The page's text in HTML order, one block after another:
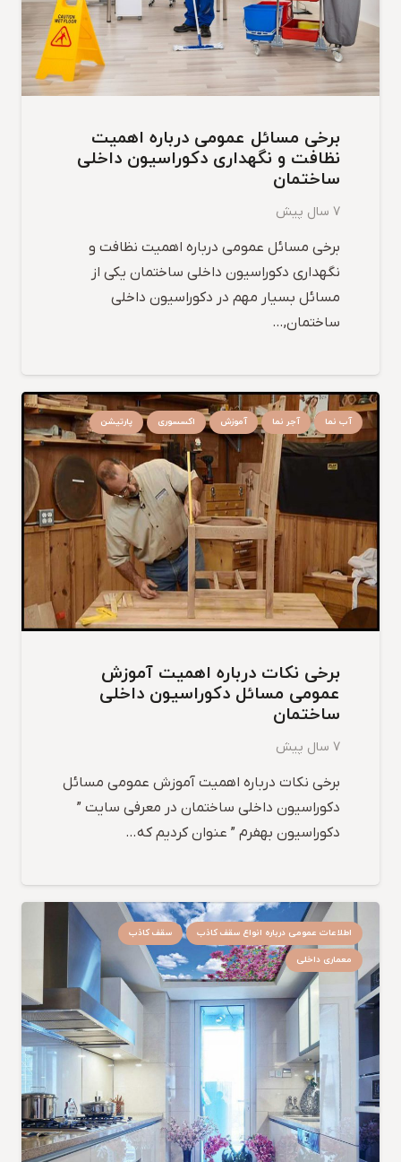
برخی مسائل عمومی درباره اهمیت
نظافت و نگهداری دکوراسیون داخلی
ساختمان
7 سال پیش
برخی مسائل عمومی درباره اهمیت نظافت و
نگهداری دکوراسیون داخلی ساختمان یکی از
مسائل بسیار مهم در دکوراسیون داخلی
ساختمان,…
آب نما آجر نما آموزش اکسسوری پارتیشن
برخی نکات درباره اهمیت آموزش
عمومی مسائل دکوراسیون داخلی
ساختمان
7 سال پیش
برخی نکات درباره اهمیت آموزش عمومی مسائل
دکوراسیون داخلی ساختمان در معرفی سایت ”
دکوراسیون بهفرم ” عنوان کردیم که…
اطلاعات عمومی درباره انواع سقف کاذب
سقف کاذب
معماری داخلی